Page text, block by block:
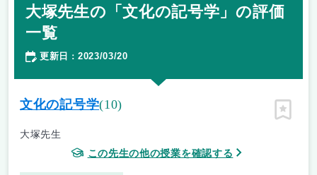
大塚先生の「文化の記号学」の評価
一覧
更新日 ： 2023/03/20
文化の記号学(10)
大塚先生
この先生の他の授業を確認する
ピン留